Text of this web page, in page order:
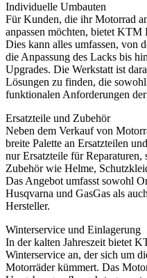
Individuelle Umbauten
Für Kunden, die ihr Motorrad
anpassen möchten, bietet
Dies kann alles umfassen, von
die Anpassung des Lacks bis
Upgrades. Die Werkstatt ist
Lösungen zu finden, die
funktionalen Anforderungen
Ersatzteile und Zubehör
Neben dem Verkauf von
breite Palette an Ersatzteilen
nur Ersatzteile für Reparaturen,
Zubehör wie Helme,
Das Angebot umfasst sowohl
Husqvarna und GasGas als
Hersteller.
Winterservice und Einlagerung
In der kalten Jahreszeit bietet
Winterservice an, der sich um
Motorräder kümmert. Das